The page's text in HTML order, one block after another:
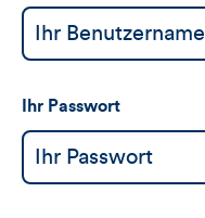
Ihr Passwort